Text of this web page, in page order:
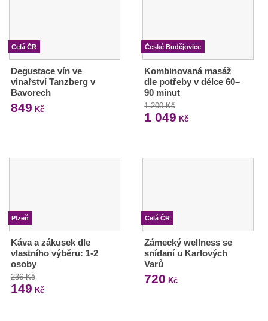
Celá ČR
Degustace vín ve
vinařství Tanzberg v
Bavorech
849 Kč
České Budějovice
Kombinovaná masáž
dle potřeby v délce 60–
90 minut
1 200 Kč
1 049 Kč
Plzeň
Káva a zákusek dle
vlastního výběru: 1-2
osoby
236 Kč
149 Kč
Celá ČR
Zámecký wellness se
snídaní u Karlových
Varů
720 Kč